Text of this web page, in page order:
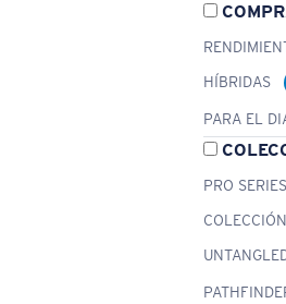
HÍBRIDAS
PARA EL
PRO SERIES